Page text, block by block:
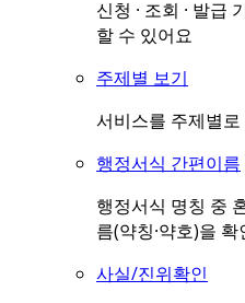
신청 · 조회 · 발급
할 수 있어요
주제별 보기
서비스를 주제별
행정서식 간편이름
행정서식 명칭 중
름(약칭·약호)을
사실/진위확인